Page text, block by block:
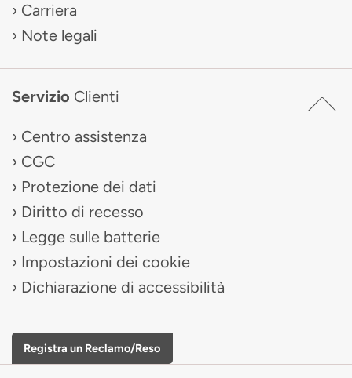
Carriera
Note legali
Servizio Clienti
Centro assistenza
CGC
Protezione dei dati
Diritto di recesso
Legge sulle batterie
Impostazioni dei cookie
Dichiarazione di accessibilità
Registra un Reclamo/Reso